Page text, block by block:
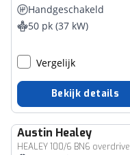
Handgeschakeld
50 pk (37 kW)
Vergelijk
Bekijk details
Austin Healey
HEALEY 100/6 BN6 overdrive